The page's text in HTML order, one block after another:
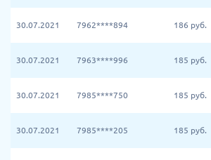
30.07.2021 7962****894 186 руб.
30.07.2021 7963****996 185 руб.
30.07.2021 7985****750 185 руб.
30.07.2021 7985****205 185 руб.